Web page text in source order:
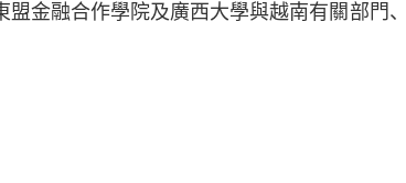
金融合作學院及廣西大學與越南有關部門